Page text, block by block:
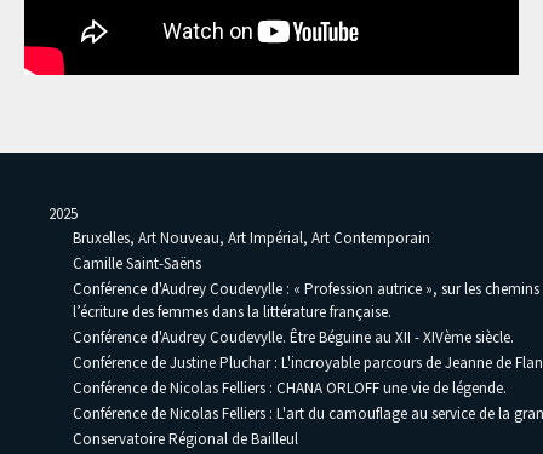
2025
Bruxelles, Art Nouveau, Art Impérial, Art Contemporain
Camille Saint-Saëns
Conférence d'Audrey Coudevylle : « Profession autrice », sur les
l’écriture des femmes dans la littérature française.
Conférence d'Audrey Coudevylle. Être Béguine au XII - XIVème siècle.
Conférence de Justine Pluchar : L'incroyable parcours de Jeanne de
Conférence de Nicolas Felliers : CHANA ORLOFF une vie de légende.
Conférence de Nicolas Felliers : L'art du camouflage au service de la
Conservatoire Régional de Bailleul